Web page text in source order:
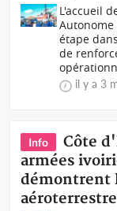
L'accueil
étape
de
il y a 3
Info
Côte
armées
démontrent